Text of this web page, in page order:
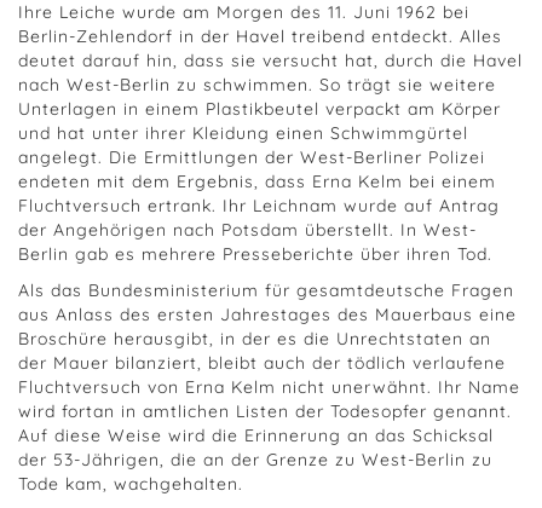
Ihre Leiche wurde am Morgen des 11. Juni 1962 bei
Berlin-Zehlendorf in der Havel treibend entdeckt. Alles
deutet darauf hin, dass sie versucht hat, durch die Havel
nach West-Berlin zu schwimmen. So trägt sie weitere
Unterlagen in einem Plastikbeutel verpackt am Körper
und hat unter ihrer Kleidung einen Schwimmgürtel
angelegt. Die Ermittlungen der West-Berliner Polizei
endeten mit dem Ergebnis, dass Erna Kelm bei einem
Fluchtversuch ertrank. Ihr Leichnam wurde auf Antrag
der Angehörigen nach Potsdam überstellt. In West-
Berlin gab es mehrere Presseberichte über ihren Tod.
Als das Bundesministerium für gesamtdeutsche Fragen
aus Anlass des ersten Jahrestages des Mauerbaus eine
Broschüre herausgibt, in der es die Unrechtstaten an
der Mauer bilanziert, bleibt auch der tödlich verlaufene
Fluchtversuch von Erna Kelm nicht unerwähnt. Ihr Name
wird fortan in amtlichen Listen der Todesopfer genannt.
Auf diese Weise wird die Erinnerung an das Schicksal
der 53-Jährigen, die an der Grenze zu West-Berlin zu
Tode kam, wachgehalten.